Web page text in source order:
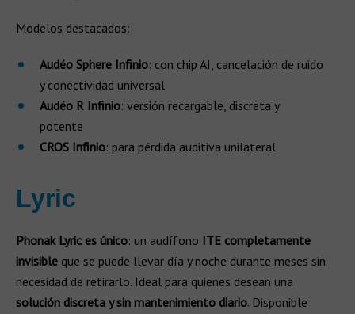
Modelos destacados:
Audéo Sphere Infinio: con chip AI, cancelación de ruido
y conectividad universal
Audéo R Infinio: versión recargable, discreta y
potente
CROS Infinio: para pérdida auditiva unilateral
Lyric
Phonak Lyric es único: un audífono ITE completamente
invisible que se puede llevar día y noche durante meses sin
necesidad de retirarlo. Ideal para quienes desean una
solución discreta y sin mantenimiento diario. Disponible